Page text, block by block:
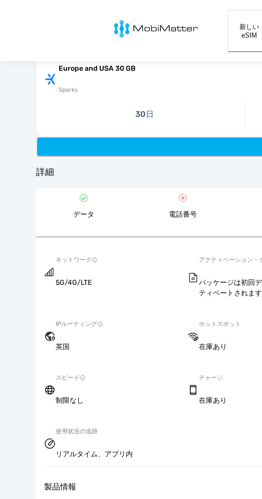
MobiMatter
新しい
eSIM
Europe and USA 30 GB
Sparks
30日
詳細
データ 電話番号
ネットワーク
5G/4G/LTE
アクティベーション・
パッケージは初回
ティベートされます
IPルーティング
英国
ホットスポット
在庫あり
スピード
制限なし
チャージ
在庫あり
使用状況の追跡
リアルタイム、アプリ内
製品情報